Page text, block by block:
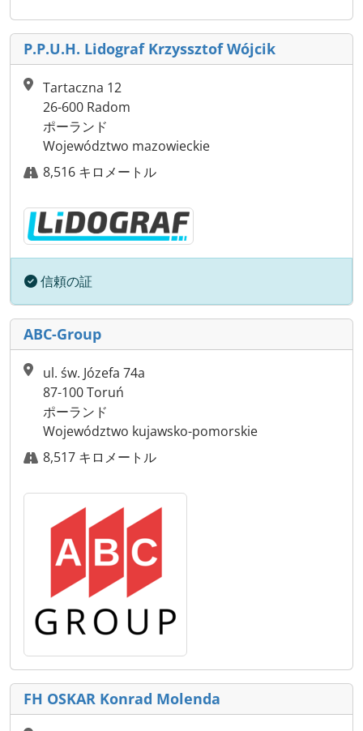
P.P.U.H. Lidograf Krzyssztof Wójcik
Tartaczna 12
26-600 Radom
ポーランド
Województwo mazowieckie
8,516 キロメートル
信頼の証
ABC-Group
ul. św. Józefa 74a
87-100 Toruń
ポーランド
Województwo kujawsko-pomorskie
8,517 キロメートル
FH OSKAR Konrad Molenda